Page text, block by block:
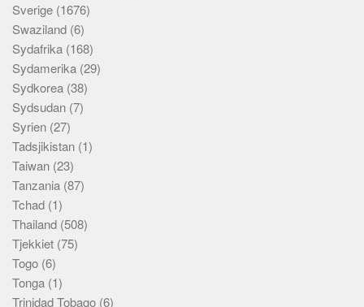
Sverige (1676)
Swaziland (6)
Sydafrika (168)
Sydamerika (29)
Sydkorea (38)
Sydsudan (7)
Syrien (27)
Tadsjikistan (1)
Taiwan (23)
Tanzania (87)
Tchad (1)
Thailand (508)
Tjekkiet (75)
Togo (6)
Tonga (1)
Trinidad Tobago (6)